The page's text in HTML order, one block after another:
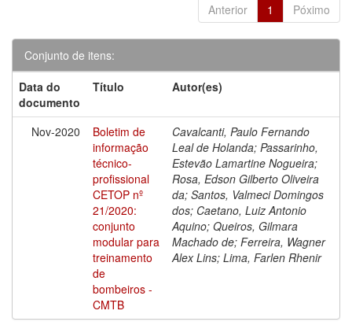
Anterior 1 Póximo
Conjunto de itens:
Data do
documento
Título Autor(es)
Nov-2020
Boletim de
informação
técnico-
profissional
CETOP nº
21/2020:
conjunto
modular para
treinamento
de
bombeiros -
CMTB
Cavalcanti, Paulo Fernando
Leal de Holanda; Passarinho,
Estevão Lamartine Nogueira;
Rosa, Edson Gilberto Oliveira
da; Santos, Valmeci Domingos
dos; Caetano, Luiz Antonio
Aquino; Queiros, Gilmara
Machado de; Ferreira, Wagner
Alex Lins; Lima, Farlen Rhenir